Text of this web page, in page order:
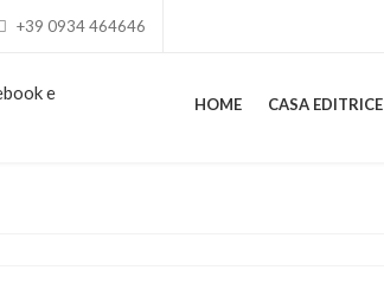
+39 0934 464646
HOME CASA EDITRICE